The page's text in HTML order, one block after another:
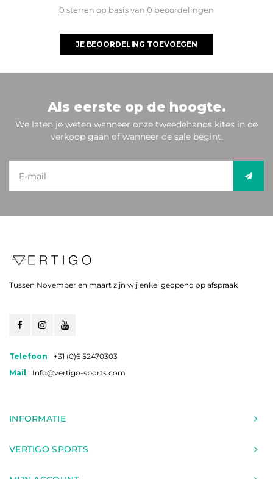
0 sterren op basis van 0 beoordelingen
JE BEOORDELING TOEVOEGEN
Als eerste op de hoogte.
We laten je weten wanneer onze tweedehands kites in de
verkoop gaan of wanneer de sale begint.
Tussen November en maart zijn wij enkel geopend op afspraak
Telefoon
+31 (0)6 52470303
Mail
Info@vertigo-sports.com
INFORMATIE
VERTIGO SPORTS